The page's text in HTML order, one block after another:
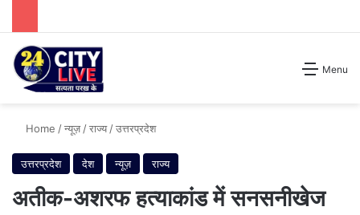
Menu
Search for
Home /न्यूज़ /राज्य /उत्तरप्रदेश
उत्तरप्रदेश देश न्यूज़ राज्य
अतीक-अशरफ हत्याकांड में सनसनीखेज